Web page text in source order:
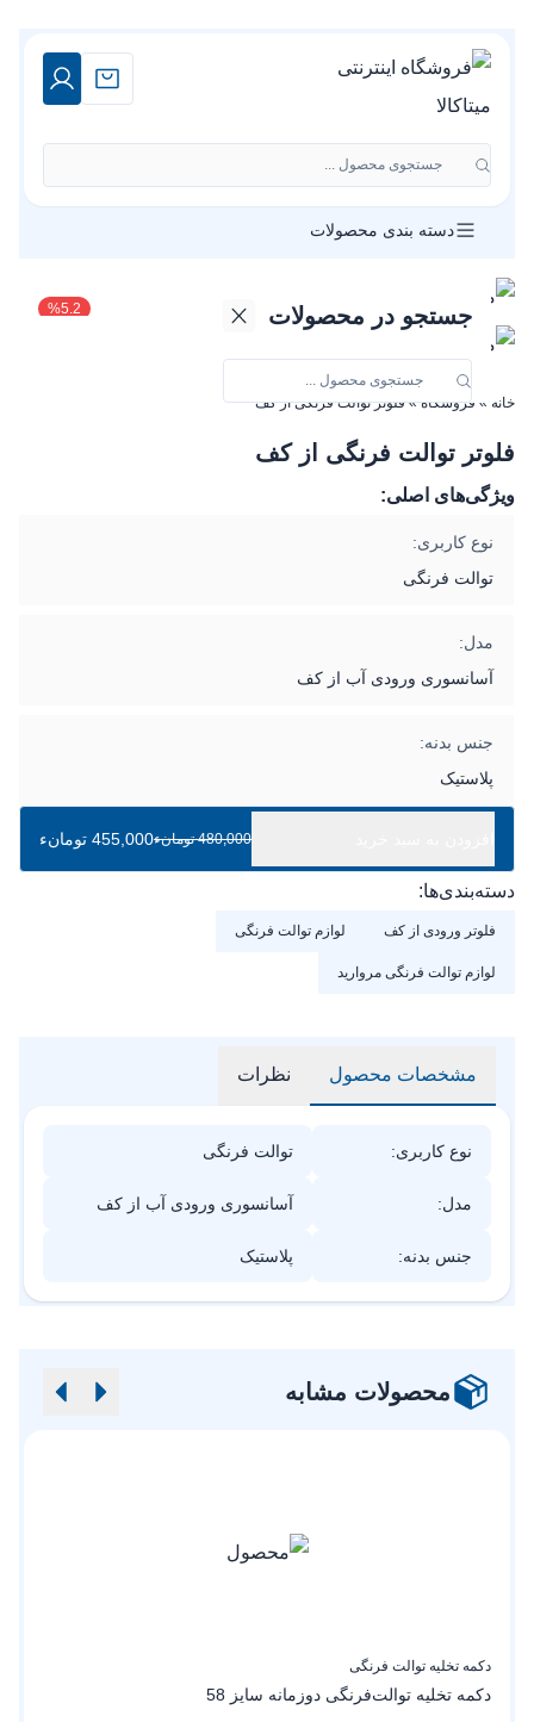
جستجوی محصول ...
جستجو در محصولات
دسته بندی محصولات
5.2
%
خانه » فروشگاه»فلوتر توالت فرنگی از کف
فلوتر توالت فرنگی از کف
ویژگی‌های اصلی:
نوع کاربری:
توالت فرنگی
مدل:
آسانسوری ورودی آب از کف
جنس بدنه:
پلاستیک
480,000 تومانء 455,000 تومانء
دسته‌بندی‌ها:
فلوتر ورودی از کف لوازم توالت فرنگی
لوازم توالت فرنگی مروارید
مشخصات محصول نظرات
نوع کاربری: توالت فرنگی
مدل: آسانسوری ورودی آب از کف
جنس بدنه: پلاستیک
محصولات مشابه
دکمه تخلیه توالت فرنگی
دکمه تخلیه توالت‌فرنگی دوزمانه سایز 58